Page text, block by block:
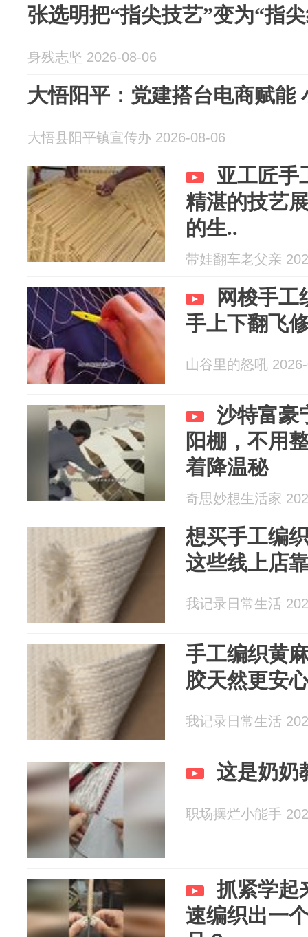
张选明把“指尖技艺”变为“指
身残志坚 2026-08-06
大悟阳平：党建搭台电商赋能
大悟县阳平镇宣传办 2026-08-06
亚工匠手
精湛的技艺
的生..
带娃翻车老父亲
网梭手工
手上下翻飞
山谷里的怒吼
沙特富豪
阳棚，不用
着降温秘
奇思妙想生活家
想买手工编
这些线上店
我记录日常生活
手工编织黄
胶天然更安
我记录日常生活
这是奶奶
职场摆烂小能手
抓紧学起
速编织出一